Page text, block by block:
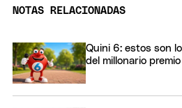
NOTAS RELACIONADAS
Quini 6: estos son
del millonario